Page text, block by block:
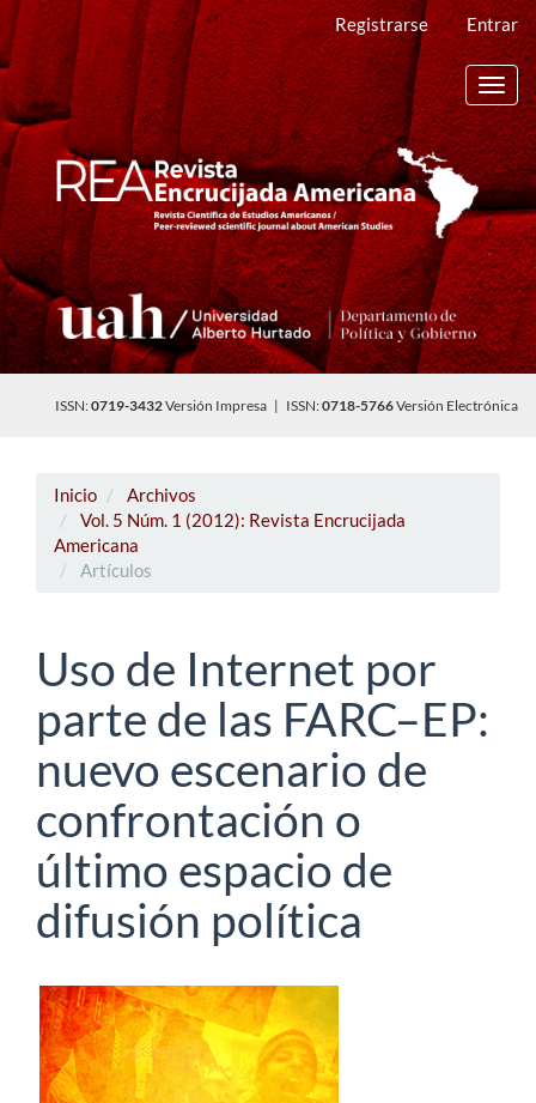
Navegación
principal
Contenido
principal
Barra
lateral
Registrarse Entrar
ISSN:0719-3432Versión Impresa | ISSN:0718-5766Versión Electrónica
Inicio
Archivos
Vol. 5 Núm. 1 (2012): Revista Encrucijada
Americana
Artículos
Uso de Internet por
parte de las FARC–EP:
nuevo escenario de
confrontación o
último espacio de
difusión política
Barra
lateral
del